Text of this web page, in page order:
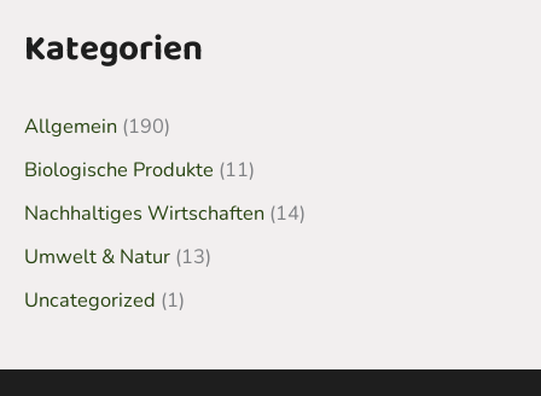
Kategorien
Allgemein (190)
Biologische Produkte (11)
Nachhaltiges Wirtschaften (14)
Umwelt & Natur (13)
Uncategorized (1)